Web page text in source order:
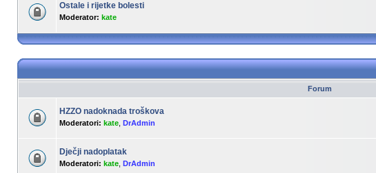
Ostale i rijetke bolesti
Moderator: kate
Forum
HZZO nadoknada troškova
Moderatori: kate DrAdmin
Dječji nadoplatak
Moderatori: kate DrAdmin